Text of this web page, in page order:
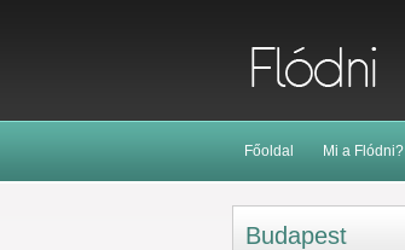
Főoldal Mi a Flódni?
Budapest